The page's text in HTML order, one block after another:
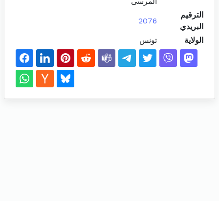
الترقيم
البريدي
2076
الولاية تونس